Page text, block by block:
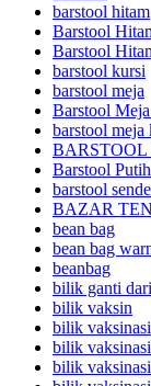
barstool hitam
Barstool
Barstool
barstool kursi
barstool meja
Barstool
barstool meja
BARSTOOL
Barstool
barstool
BAZAR
bean bag
bean bag
beanbag
bilik ganti
bilik vaksin
bilik vaksinasi
bilik
bilik